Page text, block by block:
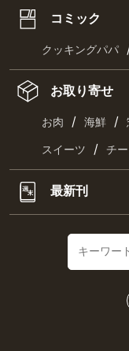
コミック
クッキングパパ
お取り寄せ
お肉 / 海鮮 /
スイーツ / チ
最新刊